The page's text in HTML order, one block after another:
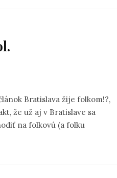
Bratislava žije folkom!?,
že už aj v Bratislave sa
na folkovú (a folku